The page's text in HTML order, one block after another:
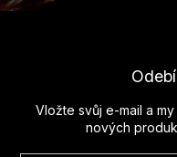
Vložte svůj e-mail a
nových